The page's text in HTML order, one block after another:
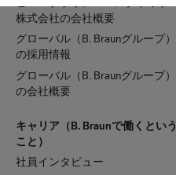
株式会社の会社概要
グローバル（B. Braunグループ）
の採用情報
グローバル（B. Braunグループ）
の会社概要
キャリア（B. Braunで働くという
こと）
社員インタビュー